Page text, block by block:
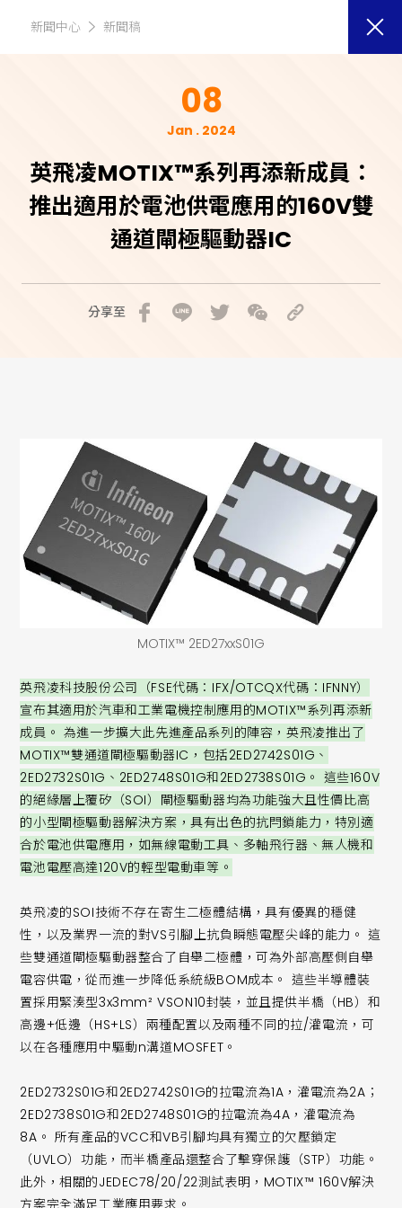
新聞中心 新聞稿
08
Jan . 2024
英飛凌MOTIX™系列再添新成員：
推出適用於電池供電應用的160V雙
通道閘極驅動器IC
分享至
MOTIX™ 2ED27xxS01G
英飛凌科技股份公司（FSE代碼：IFX/OTCQX代碼：IFNNY）
宣布其適用於汽車和工業電機控制應用的MOTIX™系列再添新
成員。 為進一步擴大此先進產品系列的陣容，英飛凌推出了
MOTIX™雙通道閘極驅動器IC，包括2ED2742S01G、
2ED2732S01G、2ED2748S01G和2ED2738S01G。 這些160V
的絕緣層上覆矽（SOI）閘極驅動器均為功能強大且性價比高
的小型閘極驅動器解決方案，具有出色的抗閂鎖能力，特別適
合於電池供電應用，如無線電動工具、多軸飛行器、無人機和
電池電壓高達120V的輕型電動車等。
英飛凌的SOI技術不存在寄生二極體結構，具有優異的穩健
性，以及業界一流的對VS引腳上抗負瞬態電壓尖峰的能力。 這
些雙通道閘極驅動器整合了自舉二極體，可為外部高壓側自舉
電容供電，從而進一步降低系統級BOM成本。 這些半導體裝
置採用緊湊型3x3mm² VSON10封裝，並且提供半橋（HB）和
高邊+低邊（HS+LS）兩種配置以及兩種不同的拉/灌電流，可
以在各種應用中驅動n溝道MOSFET。
2ED2732S01G和2ED2742S01G的拉電流為1A，灌電流為2A；
2ED2738S01G和2ED2748S01G的拉電流為4A，灌電流為
8A。 所有產品的VCC和VB引腳均具有獨立的欠壓鎖定
（UVLO）功能，而半橋產品還整合了擊穿保護（STP）功能。
此外，相關的JEDEC78/20/22測試表明，MOTIX™ 160V解決
方案完全滿足工業應用要求。